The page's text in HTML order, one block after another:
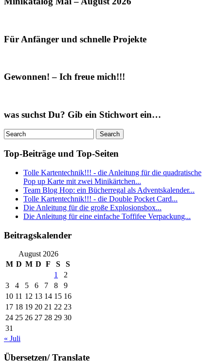
Für Anfänger und schnelle Projekte
Gewonnen! – Ich freue mich!!!
was suchst Du? Gib ein Stichwort ein…
Top-Beiträge und Top-Seiten
Tolle Kartentechnik!!! - die Anleitung für die quadratische
Pop up Karte mit zwei Minikärtchen...
Team Blog Hop: ein Bücherregal als Adventskalender...
Tolle Kartentechnik!!! - die Double Pocket Card...
Die Anleitung für die große Explosionsbox...
Die Anleitung für eine einfache Toffifee Verpackung...
Beitragskalender
August 2026
M D M D F S
S
1
2
3
4 5 6 7 8
9
10 11 12 13 14 15 16
17 18 19 20 21 22 23
24 25 26 27 28 29 30
31
« Juli
Übersetzen/ Translate